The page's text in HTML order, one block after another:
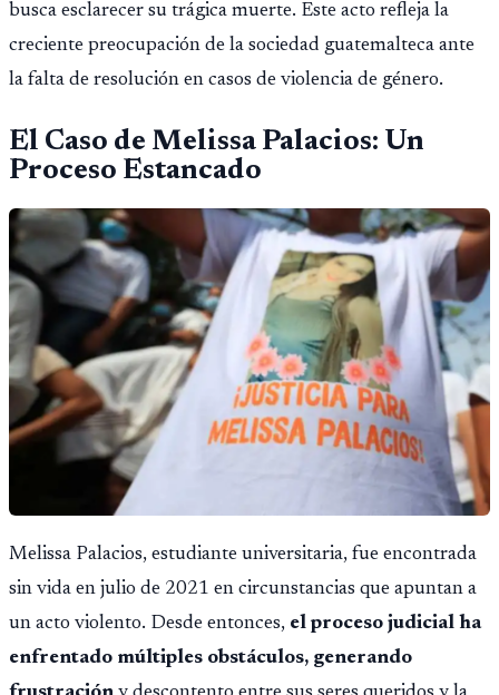
busca esclarecer su trágica muerte. Este acto refleja la
creciente preocupación de la sociedad guatemalteca ante
la falta de resolución en casos de violencia de género.
El Caso de Melissa Palacios: Un
Proceso Estancado
Melissa Palacios, estudiante universitaria, fue encontrada
sin vida en julio de 2021 en circunstancias que apuntan a
un acto violento. Desde entonces, el proceso judicial ha
enfrentado múltiples obstáculos, generando